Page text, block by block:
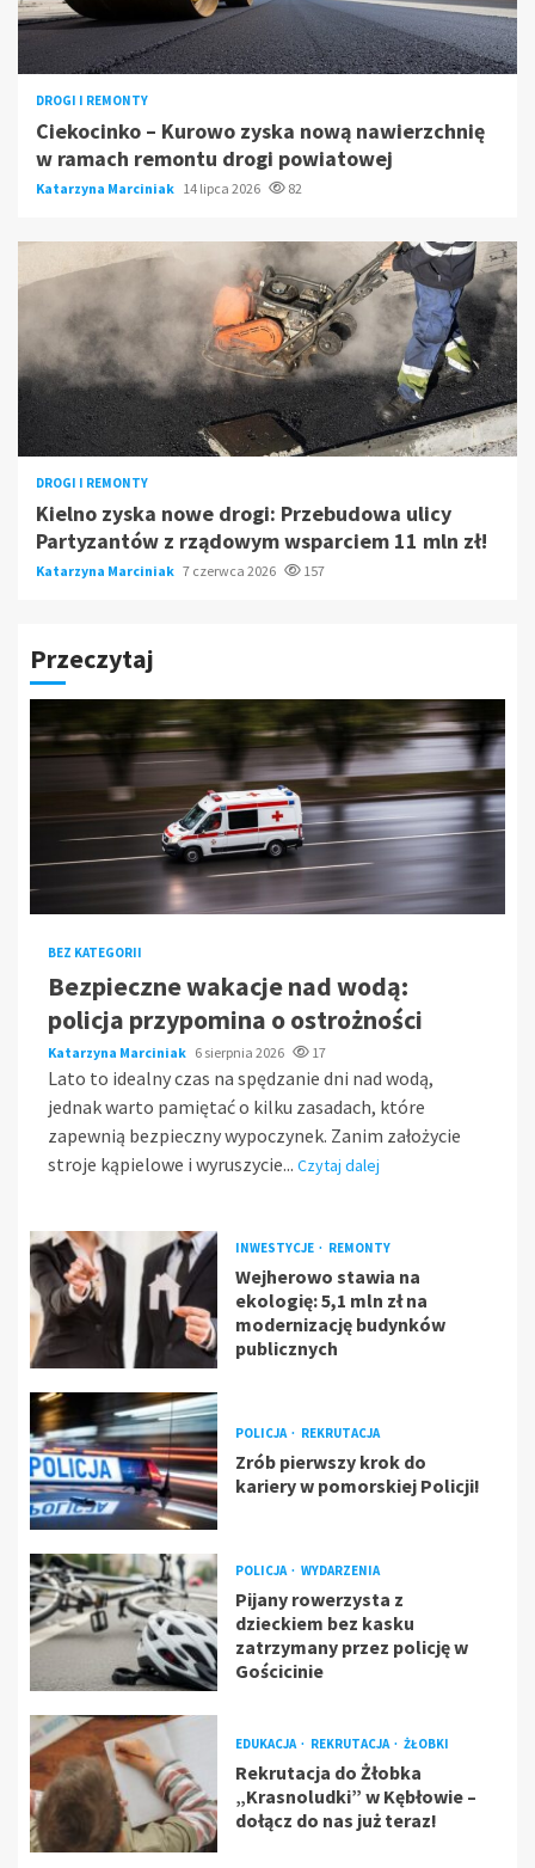
DROGI I REMONTY
Ciekocinko – Kurowo zyska nową nawierzchnię
w ramach remontu drogi powiatowej
Katarzyna Marciniak 14 lipca 2026 82
DROGI I REMONTY
Kielno zyska nowe drogi: Przebudowa ulicy
Partyzantów z rządowym wsparciem 11 mln zł!
Katarzyna Marciniak 7 czerwca 2026 157
Przeczytaj
BEZ KATEGORII
Bezpieczne wakacje nad wodą:
policja przypomina o ostrożności
Katarzyna Marciniak 6 sierpnia 2026 17
Lato to idealny czas na spędzanie dni nad wodą,
jednak warto pamiętać o kilku zasadach, które
zapewnią bezpieczny wypoczynek. Zanim założycie
stroje kąpielowe i wyruszycie... Czytaj dalej
INWESTYCJE REMONTY
Wejherowo stawia na
ekologię: 5,1 mln zł na
modernizację budynków
publicznych
POLICJA REKRUTACJA
Zrób pierwszy krok do
kariery w pomorskiej Policji!
POLICJA WYDARZENIA
Pijany rowerzysta z
dzieckiem bez kasku
zatrzymany przez policję w
Gościcinie
EDUKACJA REKRUTACJA ŻŁOBKI
Rekrutacja do Żłobka
„Krasnoludki” w Kębłowie –
dołącz do nas już teraz!